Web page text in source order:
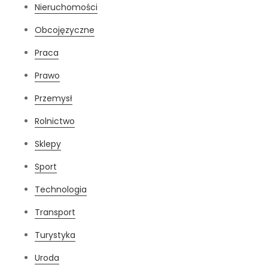
Nieruchomości
Obcojęzyczne
Praca
Prawo
Przemysł
Rolnictwo
Sklepy
Sport
Technologia
Transport
Turystyka
Uroda